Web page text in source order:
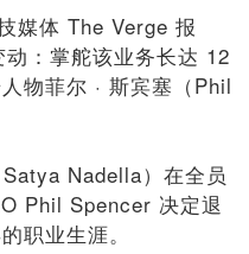
媒体 The Verge 报
：掌舵该业务长达 12
物菲尔 · 斯宾塞（Phil
Nadella）在全员
Phil Spencer 决定退
职业生涯。